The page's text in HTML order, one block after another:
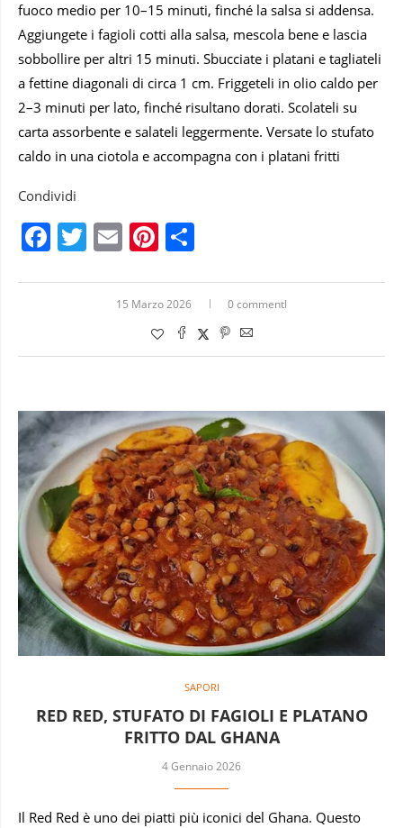
fuoco medio per 10–15 minuti, finché la salsa si addensa.
Aggiungete i fagioli cotti alla salsa, mescola bene e lascia
sobbollire per altri 15 minuti. Sbucciate i platani e tagliateli
a fettine diagonali di circa 1 cm. Friggeteli in olio caldo per
2–3 minuti per lato, finché risultano dorati. Scolateli su
carta assorbente e salateli leggermente. Versate lo stufato
caldo in una ciotola e accompagna con i platani fritti
Condividi
Facebook
Twitter
EmailPinterest
15 Marzo 2026 0 commentI
SAPORI
RED RED, STUFATO DI FAGIOLI E PLATANO
FRITTO DAL GHANA
4 Gennaio 2026
Il Red Red è uno dei piatti più iconici del Ghana. Questo